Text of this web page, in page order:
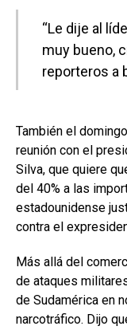
“Le dije al
muy bueno,
reporteros a
También el
reunión con el
Silva, que quiere
del 40% a las
estadounidense
contra el
Más allá del
de ataques
de Sudamérica en
narcotráfico. Dijo